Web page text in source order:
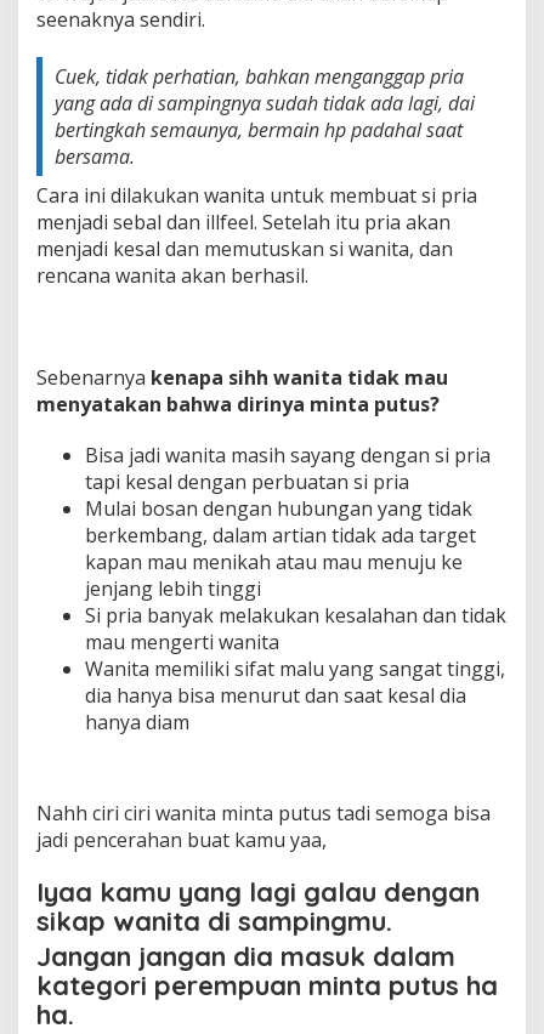
seenaknya sendiri.
Cuek, tidak perhatian, bahkan menganggap pria
yang ada di sampingnya sudah tidak ada lagi, dai
bertingkah semaunya, bermain hp padahal saat
bersama.
Cara ini dilakukan wanita untuk membuat si pria
menjadi sebal dan illfeel. Setelah itu pria akan
menjadi kesal dan memutuskan si wanita, dan
rencana wanita akan berhasil.
Sebenarnya kenapa sihh wanita tidak mau
menyatakan bahwa dirinya minta putus?
Bisa jadi wanita masih sayang dengan si pria
tapi kesal dengan perbuatan si pria
Mulai bosan dengan hubungan yang tidak
berkembang, dalam artian tidak ada target
kapan mau menikah atau mau menuju ke
jenjang lebih tinggi
Si pria banyak melakukan kesalahan dan tidak
mau mengerti wanita
Wanita memiliki sifat malu yang sangat tinggi,
dia hanya bisa menurut dan saat kesal dia
hanya diam
Nahh ciri ciri wanita minta putus tadi semoga bisa
jadi pencerahan buat kamu yaa,
Iyaa kamu yang lagi galau dengan
sikap wanita di sampingmu.
Jangan jangan dia masuk dalam
kategori perempuan minta putus ha
ha.